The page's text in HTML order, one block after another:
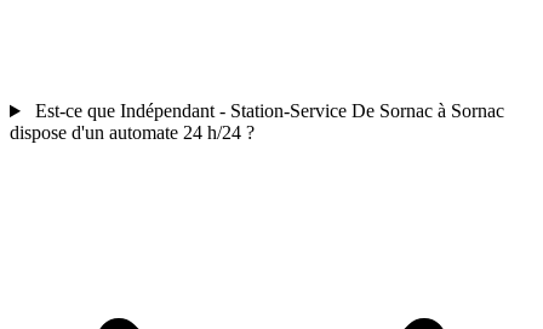
Est-ce que Indépendant - Station-Service De Sornac à Sornac
dispose d'un automate 24 h/24 ?